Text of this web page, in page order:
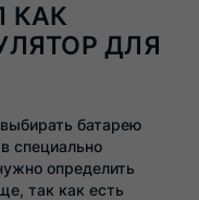
КАК
ДЛЯ
батарею
специально
определить
так как есть